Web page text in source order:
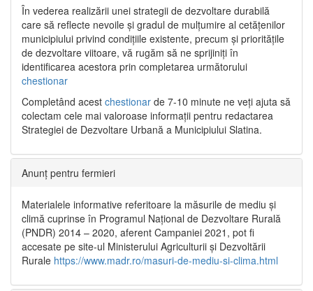
În vederea realizării unei strategii de dezvoltare durabilă
care să reflecte nevoile și gradul de mulțumire al cetățenilor
municipiului privind condițiile existente, precum și prioritățile
de dezvoltare viitoare, vă rugăm să ne sprijiniți în
identificarea acestora prin completarea următorului
chestionar
Completând acest chestionar de 7-10 minute ne veți ajuta să
colectam cele mai valoroase informații pentru redactarea
Strategiei de Dezvoltare Urbană a Municipiului Slatina.
Anunț pentru fermieri
Materialele informative referitoare la măsurile de mediu și
climă cuprinse în Programul Național de Dezvoltare Rurală
(PNDR) 2014 – 2020, aferent Campaniei 2021, pot fi
accesate pe site-ul Ministerului Agriculturii și Dezvoltării
Rurale https://www.madr.ro/masuri-de-mediu-si-clima.html